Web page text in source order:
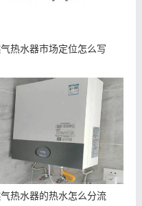
热水器市场定位怎么写
热水器的热水怎么分流